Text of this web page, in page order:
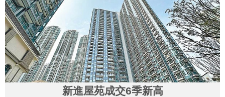
新進屋苑成交6季新高